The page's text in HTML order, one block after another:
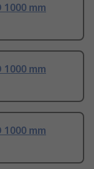
1000 mm
1000 mm
1000 mm